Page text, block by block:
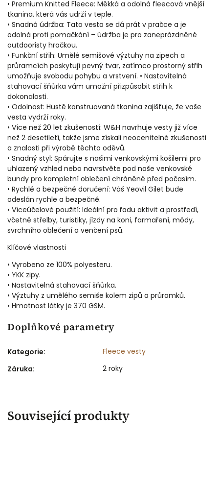
• Premium Knitted Fleece: Měkká a odolná fleecová vnější
tkanina, která vás udrží v teple.
• Snadná údržba: Tato vesta se dá prát v pračce a je
odolná proti pomačkání – údržba je pro zaneprázdněné
outdooristy hračkou.
• Funkční střih: Umělé semišové výztuhy na zipech a
průramcích poskytují pevný tvar, zatímco prostorný střih
umožňuje svobodu pohybu a vrstvení. • Nastavitelná
stahovací šňůrka vám umožní přizpůsobit střih k
dokonalosti.
• Odolnost: Hustě konstruovaná tkanina zajišťuje, že vaše
vesta vydrží roky.
• Více než 20 let zkušeností: W&H navrhuje vesty již více
než 2 desetiletí, takže jsme získali neocenitelné zkušenosti
a znalosti při výrobě těchto oděvů.
• Snadný styl: Spárujte s našimi venkovskými košilemi pro
uhlazený vzhled nebo navrstvěte pod naše venkovské
bundy pro kompletní oblečení chráněné před počasím.
• Rychlé a bezpečné doručení: Váš Yeovil Gilet bude
odeslán rychle a bezpečně.
• Víceúčelové použití: Ideální pro řadu aktivit a prostředí,
včetně střelby, turistiky, jízdy na koni, farmaření, módy,
svrchního oblečení a venčení psů.
Klíčové vlastnosti
• Vyrobeno ze 100% polyesteru.
• YKK zipy.
• Nastavitelná stahovací šňůrka.
• Výztuhy z umělého semiše kolem zipů a průramků.
• Hmotnost látky je 370 GSM.
Doplňkové parametry
Kategorie:
Fleece vesty
Záruka: 2 roky
Související produkty